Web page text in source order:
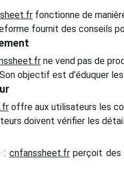
fonctionne de
fournit des conseils
ne vend pas de
objectif est d’éduquer
offre aux utilisateurs les
doivent vérifier les
: cnfanssheet.frperçoit des